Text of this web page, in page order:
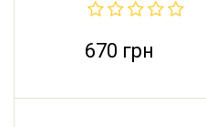
670 грн